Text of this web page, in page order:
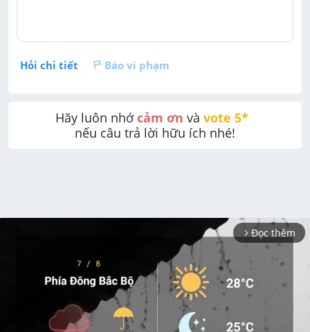
Hỏi chi tiết Báo vi phạm
Hãy luôn nhớ cảm ơn và vote 5*
nếu câu trả lời hữu ích nhé!
arrow_forward_ios Đọc thêm